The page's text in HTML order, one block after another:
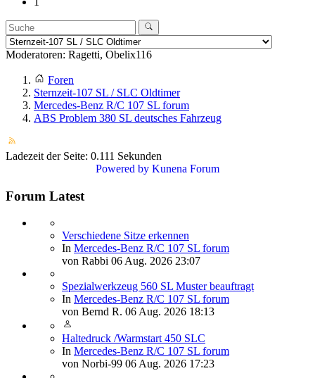
Moderatoren: Ragetti, Obelix116
Foren
Sternzeit-107 SL / SLC Oldtimer
Mercedes-Benz R/C 107 SL forum
ABS Problem 380 SL deutsches Fahrzeug
Ladezeit der Seite: 0.111 Sekunden
Powered by Kunena Forum
Forum Latest
Verschiedene Sitze erkennen
In Mercedes-Benz R/C 107 SL forum
von Rabbi 06 Aug. 2026 23:07
Spezialwerkzeug 560 SL Muster beauftragt
In Mercedes-Benz R/C 107 SL forum
von Bernd R. 06 Aug. 2026 18:13
Haltedruck /Warmstart 450 SLC
In Mercedes-Benz R/C 107 SL forum
von Norbi-99 06 Aug. 2026 17:23